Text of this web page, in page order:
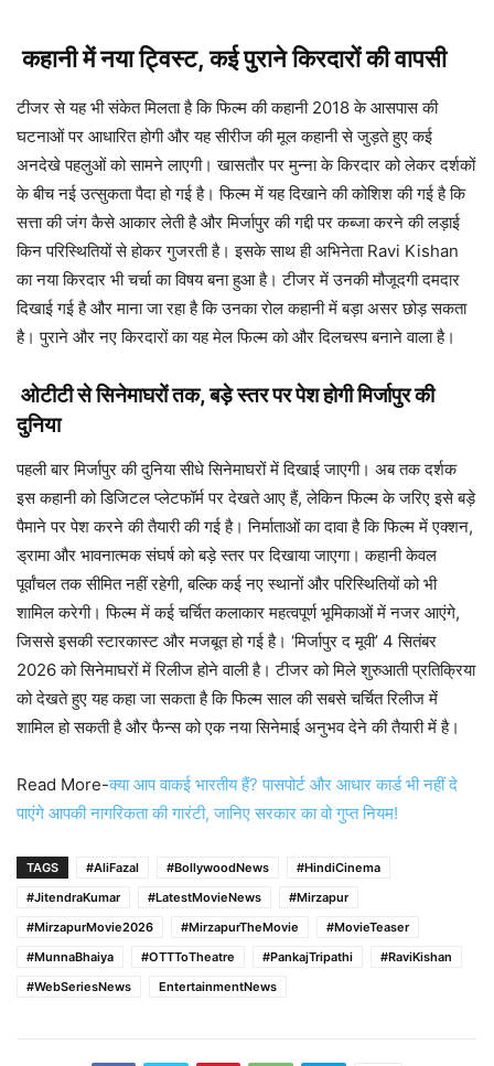
कहानी में नया ट्विस्ट, कई पुराने किरदारों की वापसी
टीजर से यह भी संकेत मिलता है कि फिल्म की कहानी 2018 के आसपास की
घटनाओं पर आधारित होगी और यह सीरीज की मूल कहानी से जुड़ते हुए कई
अनदेखे पहलुओं को सामने लाएगी। खासतौर पर मुन्ना के किरदार को लेकर दर्शकों
के बीच नई उत्सुकता पैदा हो गई है। फिल्म में यह दिखाने की कोशिश की गई है कि
सत्ता की जंग कैसे आकार लेती है और मिर्जापुर की गद्दी पर कब्जा करने की लड़ाई
किन परिस्थितियों से होकर गुजरती है। इसके साथ ही अभिनेता Ravi Kishan
का नया किरदार भी चर्चा का विषय बना हुआ है। टीजर में उनकी मौजूदगी दमदार
दिखाई गई है और माना जा रहा है कि उनका रोल कहानी में बड़ा असर छोड़ सकता
है। पुराने और नए किरदारों का यह मेल फिल्म को और दिलचस्प बनाने वाला है।
ओटीटी से सिनेमाघरों तक, बड़े स्तर पर पेश होगी मिर्जापुर की
दुनिया
पहली बार मिर्जापुर की दुनिया सीधे सिनेमाघरों में दिखाई जाएगी। अब तक दर्शक
इस कहानी को डिजिटल प्लेटफॉर्म पर देखते आए हैं, लेकिन फिल्म के जरिए इसे बड़े
पैमाने पर पेश करने की तैयारी की गई है। निर्माताओं का दावा है कि फिल्म में एक्शन,
ड्रामा और भावनात्मक संघर्ष को बड़े स्तर पर दिखाया जाएगा। कहानी केवल
पूर्वांचल तक सीमित नहीं रहेगी, बल्कि कई नए स्थानों और परिस्थितियों को भी
शामिल करेगी। फिल्म में कई चर्चित कलाकार महत्वपूर्ण भूमिकाओं में नजर आएंगे,
जिससे इसकी स्टारकास्ट और मजबूत हो गई है। ‘मिर्जापुर द मूवी’ 4 सितंबर
2026 को सिनेमाघरों में रिलीज होने वाली है। टीजर को मिले शुरुआती प्रतिक्रिया
को देखते हुए यह कहा जा सकता है कि फिल्म साल की सबसे चर्चित रिलीज में
शामिल हो सकती है और फैन्स को एक नया सिनेमाई अनुभव देने की तैयारी में है।
Read More-क्या आप वाकई भारतीय हैं? पासपोर्ट और आधार कार्ड भी नहीं दे
पाएंगे आपकी नागरिकता की गारंटी, जानिए सरकार का वो गुप्त नियम!
TAGS #AliFazal #BollywoodNews
#HindiCinema
#JitendraKumar
#LatestMovieNews
#Mirzapur
#MirzapurMovie2026
#MirzapurTheMovie
#MovieTeaser
#MunnaBhaiya
#OTTToTheatre #PankajTripathi
#RaviKishan
#WebSeriesNews
EntertainmentNews